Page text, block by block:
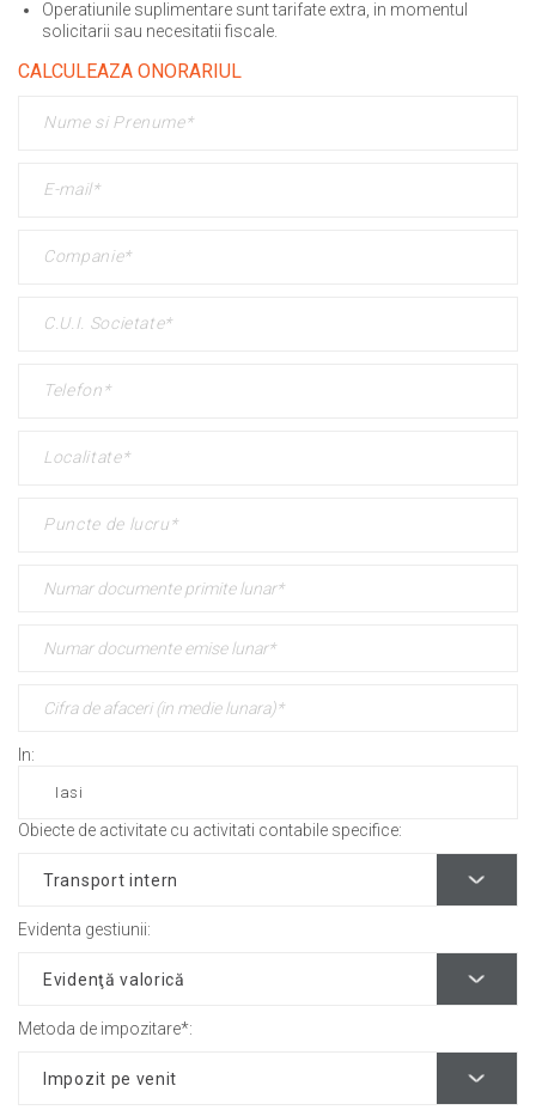
Operatiunile suplimentare sunt tarifate extra, in momentul
solicitarii sau necesitatii fiscale.
CALCULEAZA ONORARIUL
In:
Obiecte de activitate cu activitati contabile specifice:
Evidenta gestiunii:
Metoda de impozitare*: